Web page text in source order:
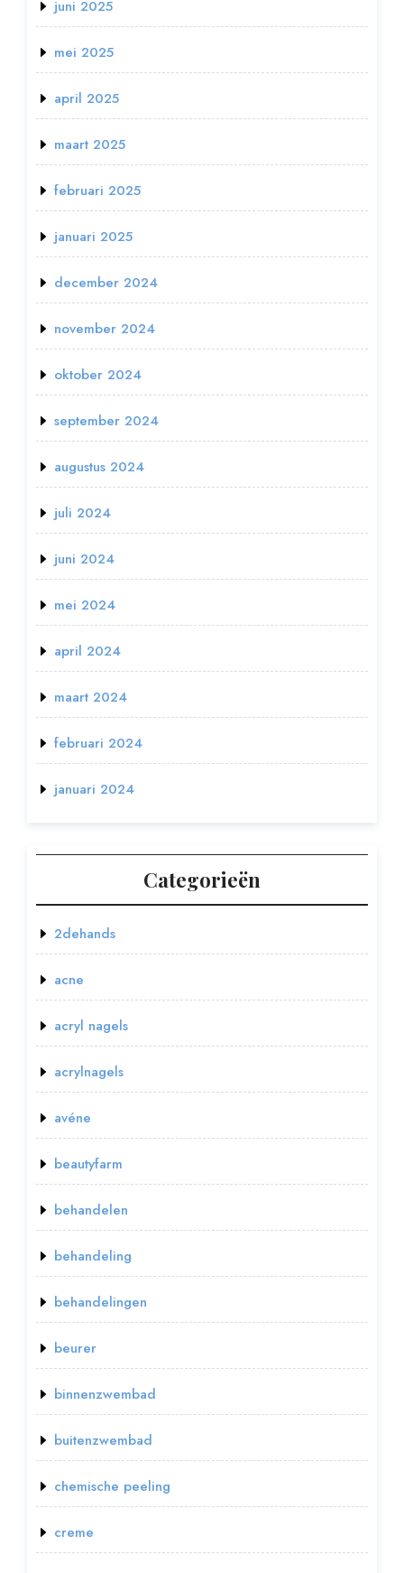
juni 2025
mei 2025
april 2025
maart 2025
februari 2025
januari 2025
december 2024
november 2024
oktober 2024
september 2024
augustus 2024
juli 2024
juni 2024
mei 2024
april 2024
maart 2024
februari 2024
januari 2024
Categorieën
2dehands
acne
acryl nagels
acrylnagels
avéne
beautyfarm
behandelen
behandeling
behandelingen
beurer
binnenzwembad
buitenzwembad
chemische peeling
creme